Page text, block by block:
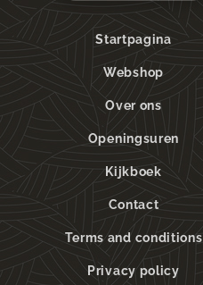
Startpagina
Webshop
Over ons
Openingsuren
Kijkboek
Contact
Terms and conditions
Privacy policy